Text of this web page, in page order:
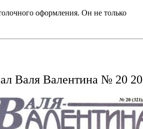
оформления. Он не только
Валя Валентина № 20